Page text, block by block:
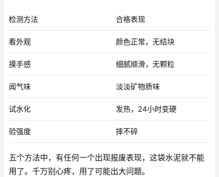
检测方法 合格表现
看外观 颜色正常，无结块
摸手感 细腻顺滑，无颗粒
闻气味 淡淡矿物质味
试水化 发热，24小时变硬
验强度 摔不碎
五个方法中，有任何一个出现报废表现，这袋水泥就不能
用了。千万别心疼，用了可能出大问题。